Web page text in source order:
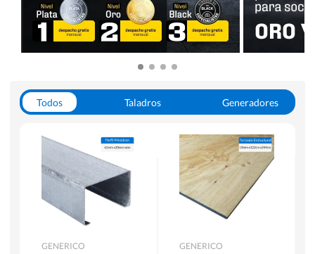
Todos Taladros
Generadores
Herramientas Manuales
Sierras Circulares
GENERICO GENERICO